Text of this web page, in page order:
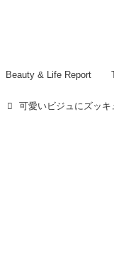
Beauty & Life Report